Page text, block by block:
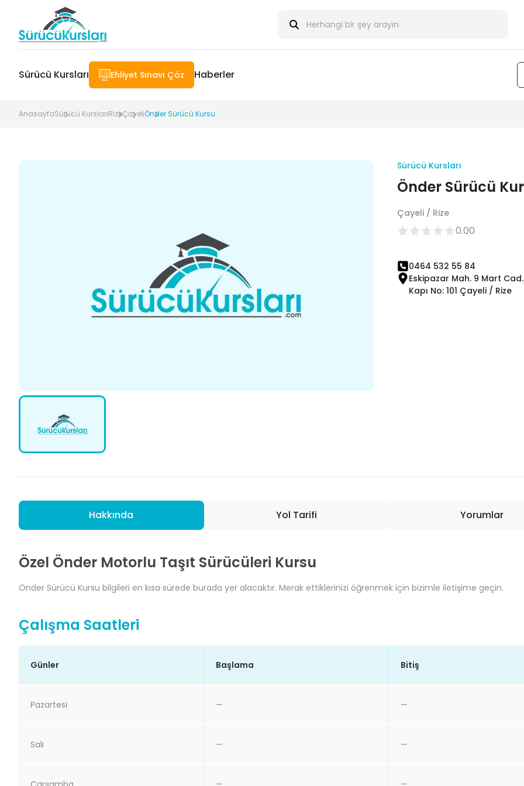
Sürücü Kursları Ehliyet Sınavı Çöz Haberler
AnasayfaSürücü KurslarıRizeÇayeliÖnder Sürücü Kursu
Sürücü Kursları
Önder Sürücü
Çayeli / Rize
0.00
0464 532 55 84
Eskipazar Mah. 9 Mart
Kapı No: 101 Çayeli / Rize
Hakkında Yol Tarifi Yorumlar
Özel Önder Motorlu Taşıt Sürücüleri Kursu
Önder Sürücü Kursu bilgileri en kısa sürede burada yer alacaktır. Merak ettiklerinizi öğrenmek için bizimle iletişime geçin.
Çalışma Saatleri
Günler Başlama Bitiş
Pazartesi — —
Salı — —